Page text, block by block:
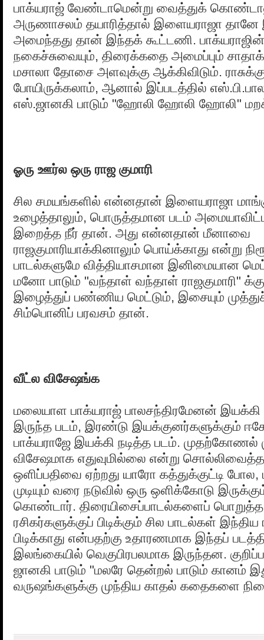
பாக்யராஜ் வேண்டாமென்று வைத்துக்
அருணாசலம் தயாரித்தால் இளையராஜா தானே
அமைந்தது தான் இந்தக் கூட்டணி.
நகைச்சுவையும், திரைக்கதை அமைப்பும்
மசாலா தோசை அளவுக்கு ஆக்கிவிடும்.
போயிருக்கலாம், ஆனால் இப்படத்தில்
எஸ்.ஜானகி பாடும் "ஹோலி ஹோலி ஹோலி"
ஓரு ஊர்ல ஒரு ராஜ குமாரி
சில சமயங்களில் என்னதான் இளையராஜா
உழைத்தாலும், பொருத்தமான படம்
இறைத்த நீர் தான். அது என்னதான் மீனாவை
ராஜகுமாரியாக்கினாலும் பொய்க்காது என்று
பாடல்களுமே வித்தியாசமான இனிமையான
மனோ பாடும் "வந்தாள் வந்தாள் ராஜகுமாரி"
இழைத்துப் பண்ணிய மெட்டும், இசையும்
சிம்பொனிப் பரவசம் தான்.
வீட்ல விசேஷங்க
மலையாள பாக்யராஜ் பாலசந்திரமேனன் இயக்கி
இருந்த படம், இரண்டு இயக்குனர்களுக்கும்
பாக்யராஜே இயக்கி நடித்த படம்.
விசேஷமாக எதுவுமில்லை என்று
ஒளிப்பதிவை ஏற்றது யாரோ கத்துக்குட்டி
முடியும் வரை நடுவில் ஒரு ஒளிக்கோடு
கொண்டார். திரையிசைப்பாடல்களைப்
ரசிகர்களுக்குப் பிடிக்கும் சில பாடல்கள் இந்திய
பிடிக்காது என்பதற்கு உதாரணமாக இந்தப்
இலங்கையில் வெகுபிரபலமாக இருந்தன.
ஜானகி பாடும் "மலரே தென்றல் பாடும் கானம்
வருஷங்களுக்கு முந்திய காதல் கதைகளை